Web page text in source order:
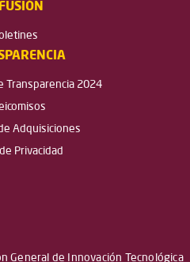
Transparencia 2024
Adquisiciones
Privacidad
General de Innovación Tecnológica